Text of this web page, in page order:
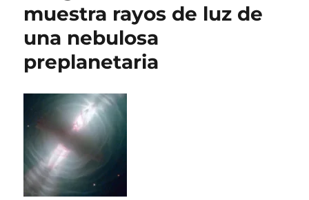
muestra rayos de luz de
una nebulosa
preplanetaria